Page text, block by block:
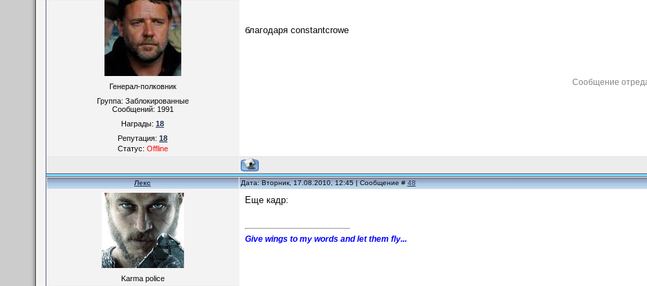
Генерал-полковник
Группа: Заблокированные
Сообщений:1991
Награды:18
Репутация:18
Статус:Offline
благодаря constantcrowe
Сообщение
Лекс Дата: Вторник, 17.08.2010, 12:45 | Сообщение #48
Karma police
Еще кадр:
Give wings to my words and let them fly...